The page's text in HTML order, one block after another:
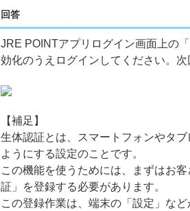
回答
JRE POINTアプリログイン画面上の
効化のうえログインしてください。
【補足】
生体認証とは、スマートフォンやタ
ようにする設定のことです。
この機能を使うためには、まずはお
証」を登録する必要があります。
この登録作業は、端末の「設定」な